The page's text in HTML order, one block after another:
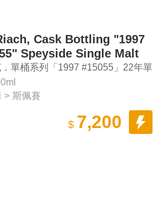
Cask Bottling "1997
Speyside Single Malt
Whisky
單桶系列「1997 #15055」22年單
格蘭威士忌
> 斯佩賽
$ 7,200